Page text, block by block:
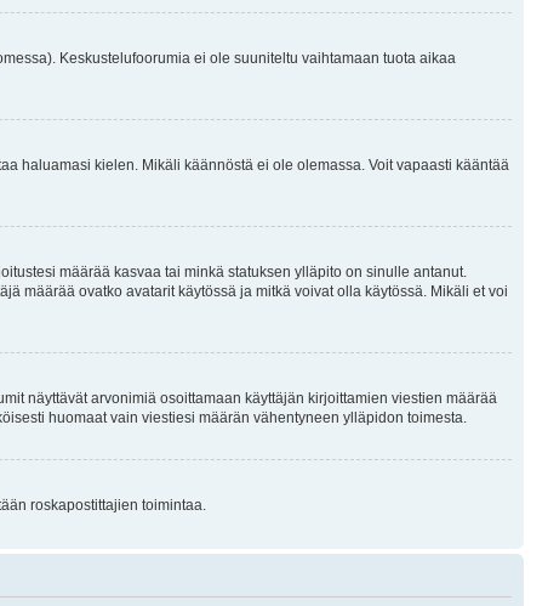
Keskustelufoorumia ei ole suuniteltu vaihtamaan tuota aikaa
haluamasi kielen. Mikäli käännöstä ei ole olemassa. Voit vapaasti kääntää
määrää kasvaa tai minkä statuksen ylläpito on sinulle antanut.
määrää ovatko avatarit käytössä ja mitkä voivat olla käytössä. Mikäli et voi
näyttävät arvonimiä osoittamaan käyttäjän kirjoittamien viestien määrää
huomaat vain viestiesi määrän vähentyneen ylläpidon toimesta.
roskapostittajien toimintaa.